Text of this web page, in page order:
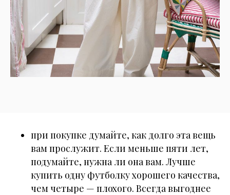
при покупке думайте, как долго эта вещь
вам прослужит. Если меньше пяти лет,
подумайте, нужна ли она вам. Лучше
купить одну футболку хорошего качества,
чем четыре — плохого. Всегда выгоднее